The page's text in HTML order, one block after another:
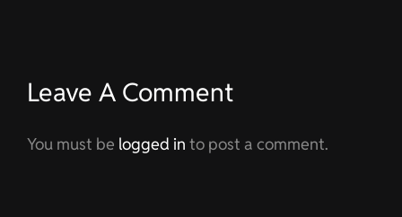
Leave A Comment
You must be logged in to post a comment.